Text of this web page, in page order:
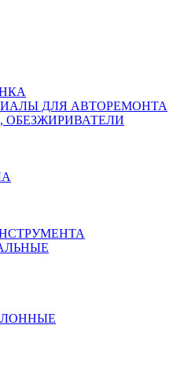
ДЛЯ АВТОРЕМОНТА
ОБЕЗЖИРИВАТЕЛИ